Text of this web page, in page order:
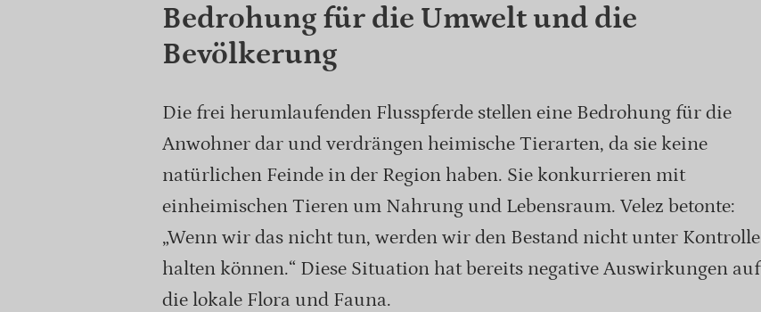
Bedrohung für die Umwelt und die
Bevölkerung
Die frei herumlaufenden Flusspferde stellen eine Bedrohung für die
Anwohner dar und verdrängen heimische Tierarten, da sie keine
natürlichen Feinde in der Region haben. Sie konkurrieren mit
einheimischen Tieren um Nahrung und Lebensraum. Velez betonte:
„Wenn wir das nicht tun, werden wir den Bestand nicht unter Kontrolle
halten können.“ Diese Situation hat bereits negative Auswirkungen auf
die lokale Flora und Fauna.